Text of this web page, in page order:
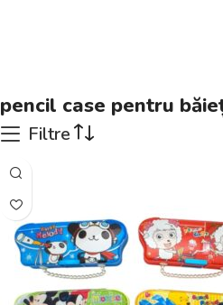
pencil case pentru
Filtre